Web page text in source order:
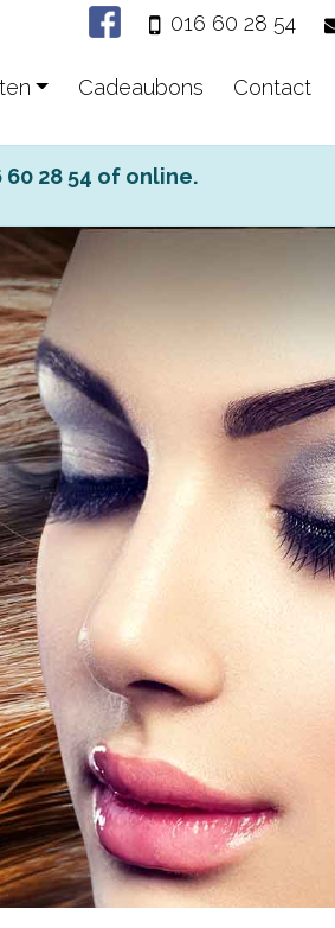
016 60 28 54
Cadeaubons Contact
60 28 54 of online.